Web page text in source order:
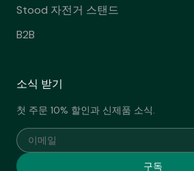
Stood 자전거 스탠드
B2B
소식 받기
첫 주문 10% 할인과 신제품 소식.
이메일
구독